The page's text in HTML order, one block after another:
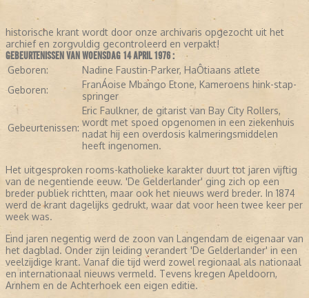
historische krant wordt door onze archivaris opgezocht uit het
archief en zorgvuldig gecontroleerd en verpakt!
GEBEURTENISSEN VAN WOENSDAG 14 APRIL 1976 :
Geboren:
Nadine Faustin-Parker, HaÔtiaans atlete
Geboren:
FranÁoise Mbango Etone, Kameroens hink-stap-
springer
Gebeurtenissen:
Eric Faulkner, de gitarist van Bay City Rollers,
wordt met spoed opgenomen in een ziekenhuis
nadat hij een overdosis kalmeringsmiddelen
heeft ingenomen.
Het uitgesproken rooms-katholieke karakter duurt tot jaren vijftig
van de negentiende eeuw. 'De Gelderlander' ging zich op een
breder publiek richtten, maar ook het nieuws werd breder. In 1874
werd de krant dagelijks gedrukt, waar dat voor heen twee keer per
week was.
Eind jaren negentig werd de zoon van Langendam de eigenaar van
het dagblad. Onder zijn leiding verandert 'De Gelderlander' in een
veelzijdige krant. Vanaf die tijd werd zowel regionaal als nationaal
en internationaal nieuws vermeld. Tevens kregen Apeldoorn,
Arnhem en de Achterhoek een eigen editie.